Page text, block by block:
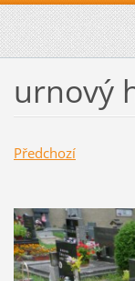
urnový
Předchozí